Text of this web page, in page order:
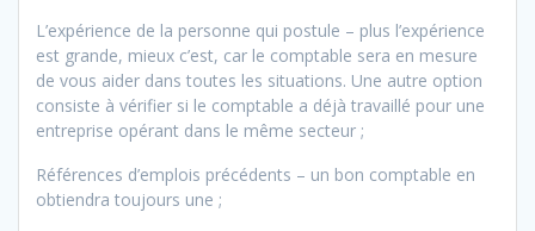
L’expérience de la personne qui postule – plus l’expérience
est grande, mieux c’est, car le comptable sera en mesure
de vous aider dans toutes les situations. Une autre option
consiste à vérifier si le comptable a déjà travaillé pour une
entreprise opérant dans le même secteur ;
Références d’emplois précédents – un bon comptable en
obtiendra toujours une ;